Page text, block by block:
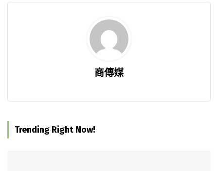
商傳媒
Trending Right Now!